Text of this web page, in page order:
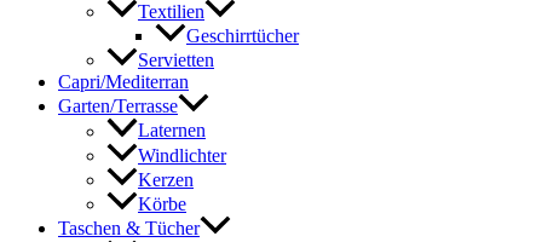
Textilien
Geschirrtücher
Servietten
Capri/Mediterran
Garten/Terrasse
Laternen
Windlichter
Kerzen
Körbe
Taschen & Tücher